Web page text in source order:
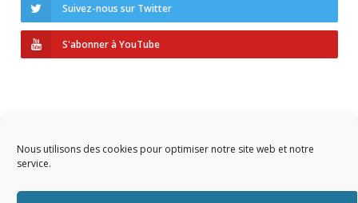
Nous utilisons des cookies pour optimiser notre site web et notre
service.
Suivez-nous sur Twitter
S'abonner à YouTube
Copyright © 2023 AIDF